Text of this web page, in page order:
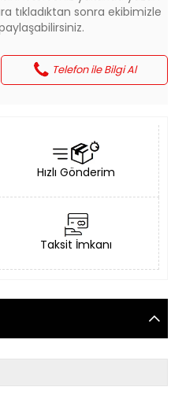
tıkladıktan sonra ekibimizle
Telefon ile Bilgi Al
Hızlı Gönderim
Taksit İmkanı